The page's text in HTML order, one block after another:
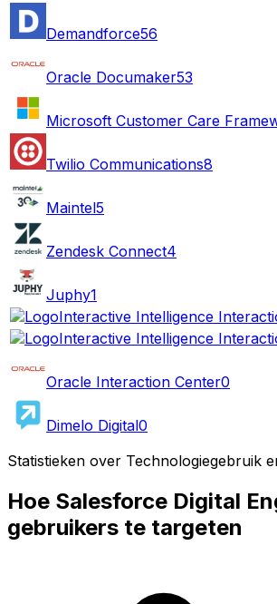
Demandforce56
Oracle Documaker53
Microsoft Customer Care
Twilio Communications8
Maintel5
Zendesk Connect4
Juphy1
Interactive Intelligence
Interactive Intelligence
Oracle Interaction Center0
Dimelo Digital0
Statistieken over Technologiegebruik
Hoe Salesforce Digital
gebruikers te targeten